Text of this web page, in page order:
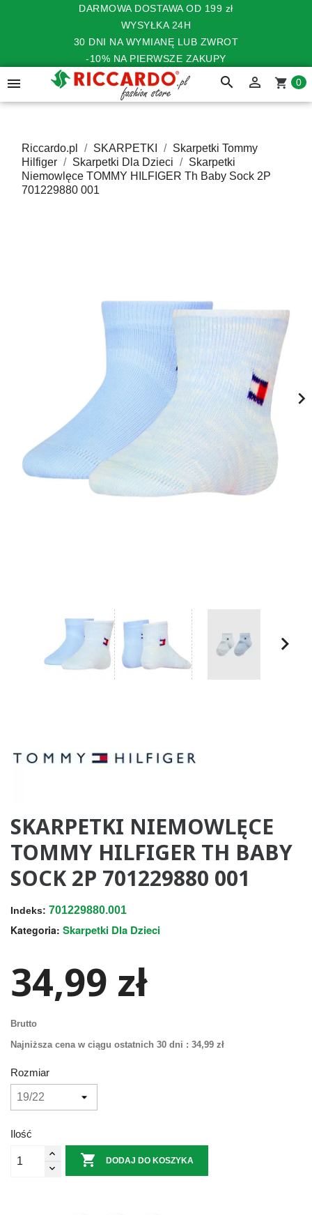
DARMOWA DOSTAWA OD 199 zł
WYSYŁKA 24H
30 DNI NA WYMIANĘ LUB ZWROT
-10% NA PIERWSZE ZAKUPY
 search  shopping_cart 0
Riccardo.pl SKARPETKI
Skarpetki Tommy
Hilfiger
Skarpetki Dla Dzieci
Skarpetki
Niemowlęce TOMMY HILFIGER Th Baby Sock 2P
701229880 001

SKARPETKI NIEMOWLĘCE
TOMMY HILFIGER TH BABY
SOCK 2P 701229880 001
Indeks: 701229880.001
Kategoria: Skarpetki Dla Dzieci
34,99 zł
Brutto
Najniższa cena w ciągu ostatnich 30 dni : 34,99 zł
Rozmiar
Ilość
 DODAJ DO KOSZYKA